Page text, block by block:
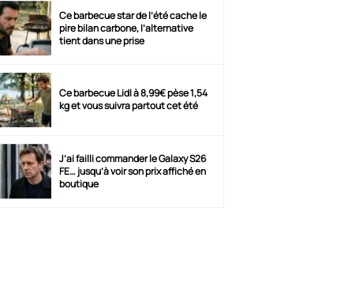
Ce barbecue star de l’été cache le
pire bilan carbone, l’alternative
tient dans une prise
Ce barbecue Lidl à 8,99€ pèse 1,54
kg et vous suivra partout cet été
J’ai failli commander le Galaxy S26
FE… jusqu’à voir son prix affiché en
boutique